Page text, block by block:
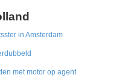
in Amsterdam
met motor op agent